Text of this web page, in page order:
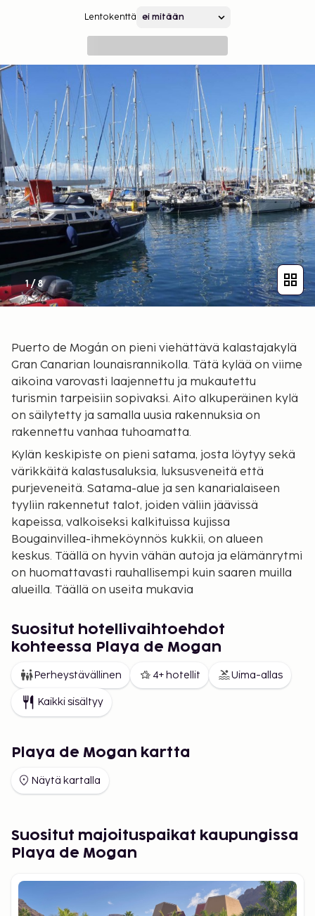
Lentokenttä
1/8
Puerto de Mogán on pieni viehättävä kalastajakylä
Gran Canarian lounaisrannikolla. Tätä kylää on viime
aikoina varovasti laajennettu ja mukautettu
turismin tarpeisiin sopivaksi. Aito alkuperäinen kylä
on säilytetty ja samalla uusia rakennuksia on
rakennettu vanhaa tuhoamatta.
Kylän keskipiste on pieni satama, josta löytyy sekä
värikkäitä kalastusaluksia, luksusveneitä että
purjeveneitä. Satama-alue ja sen kanarialaiseen
tyyliin rakennetut talot, joiden väliin jäävissä
kapeissa, valkoiseksi kalkituissa kujissa
Bougainvillea-ihmeköynnös kukkii, on alueen
keskus. Täällä on hyvin vähän autoja ja elämänrytmi
on huomattavasti rauhallisempi kuin saaren muilla
alueilla. Täällä on useita mukavia
joiden erikoisuuksia ovat luonnollisesti kala- ja
äyriäisruuat. Alueella on useita baareja mutta ei
Keskustan vieressä oleva pieni ranta on matala ja
hienohiekkainen. Retkeilynhaluisille järjestetään
päivittäin veneretkiä muille rannoille. Puerto Rico ja
kätevästi paikallisbussilla.
ehdottomasti tutustumisen arvoiset. Kenties kaiken
Lentokentän ja majoituskohteen väliset matkat
taittuvat kätevimmin vuokra-autolla tai Sembolta
Suositut hotellivaihtoehdot
kohteessa Playa de Mogan
Perheystävällinen 4+ hotellit Uima-allas
Kaikki sisältyy
Playa de Mogan kartta
Näytä kartalla
Suositut majoituspaikat kaupungissa
Playa de Mogan